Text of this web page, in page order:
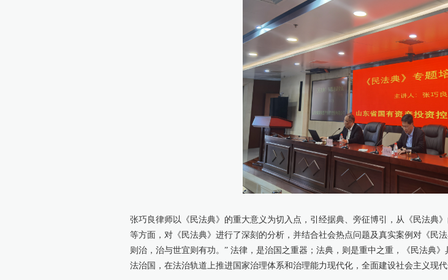
张巧良律师以《民法典》的重大意义为切入点，引经据典、旁征博引，从《民法典
等方面，对《民法典》进行了深刻的分析，并结合社会热点问题及真实案例对《民
则治，治与世宜则有功。” 法律，是治国之重器；法典，则是重中之重，《民法典
法治国，在法治轨道上推进国家治理体系和治理能力现代化，全面建设社会主义现